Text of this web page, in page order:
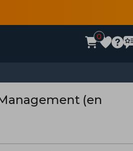
0
(en